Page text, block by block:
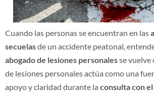
Cuando las personas se encuentran en las
secuelasde un accidente peatonal,
abogado de lesiones personalesse vuelve
de lesiones personales actúa como una
apoyo y claridad durante la consulta con